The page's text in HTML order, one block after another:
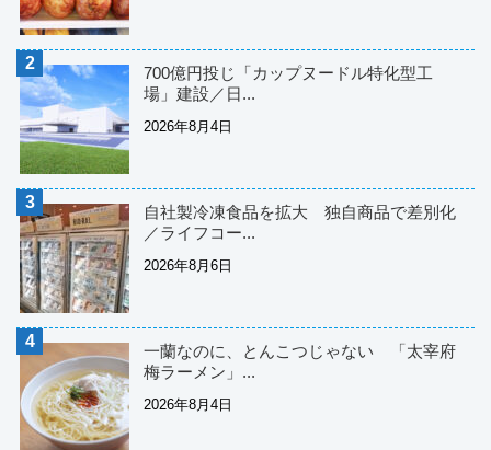
700億円投じ「カップヌードル特化型工
場」建設／日...
2026年8月4日
自社製冷凍食品を拡大 独自商品で差別化
／ライフコー...
2026年8月6日
一蘭なのに、とんこつじゃない 「太宰府
梅ラーメン」...
2026年8月4日